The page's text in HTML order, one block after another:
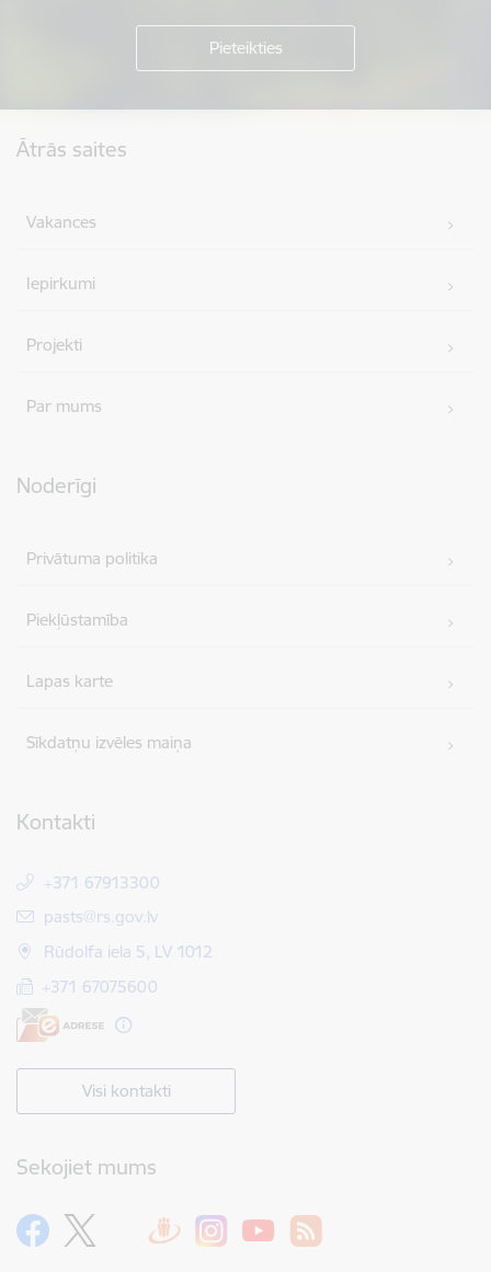
Ātrās saites
Vakances
Iepirkumi
Projekti
Par mums
Noderīgi
Privātuma politika
Piekļūstamība
Lapas karte
Sīkdatņu izvēles maiņa
Kontakti
+371 67913300
E-pasts:
pasts@rs.gov.lv
Rūdolfa iela 5, LV 1012
+371 67075600
Visi kontakti
Sekojiet mums